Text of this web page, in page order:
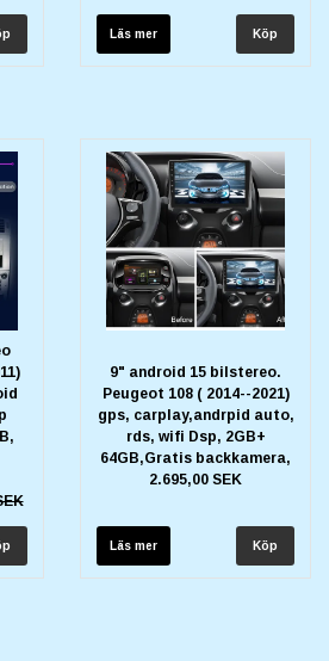
Läs mer
9" android 15 bilstereo.
Peugeot 108 ( 2014--2021)
gps, carplay,andrpid auto,
rds, wifi Dsp, 2GB+
64GB,Gratis backkamera,
2.695,00 SEK
Läs mer